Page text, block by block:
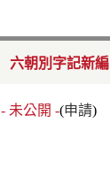
六朝別字記新編
- 未公開 -(申請)